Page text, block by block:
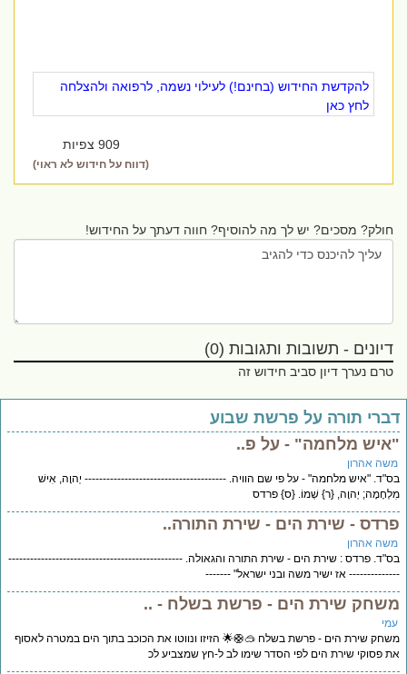
להקדשת החידוש (בחינם!) לעילוי נשמה, לרפואה ולהצלחה
לחץ כאן
909 צפיות
(דווח על חידוש לא ראוי)
חולק? מסכים? יש לך מה להוסיף? חווה דעתך על החידוש!
דיונים - תשובות ותגובות (0)
טרם נערך דיון סביב חידוש זה
תורה על פרשת שבוע
מלחמה" - על פ..
אהרון
"איש מלחמה" - על פי שם הוויה. --------------------------------------- יְהוָה, אִישׁ
יְהוָה, {ר} שְׁמוֹ. {ס} פרדס
- שירת הים - שירת התורה..
אהרון
פרדס : שירת הים - שירת התורה והגאולה. ------------------------------------------------
אז ישיר משה ובני ישראל" -------
שירת הים - פרשת בשלח - ..
משחק שירת הים - פרשת בשלח 🥽🛟🌟 הזיזו ונווטו את הכוכב בתוך הים במטרה לאסוף
פסוקי שירת הים לפי הסדר שימו לב ל-חץ שמצביע לכ